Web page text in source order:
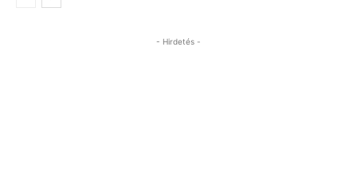
- Hirdetés -